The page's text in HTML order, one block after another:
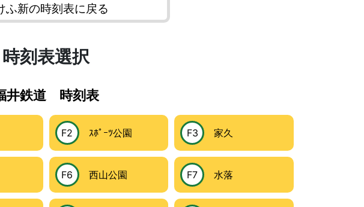
ふ新の時刻表に戻る
時刻表選択
井鉄道 時刻表
F2 ｽﾎﾟｰﾂ公園 F3 家久
F6 西山公園 F7 水落